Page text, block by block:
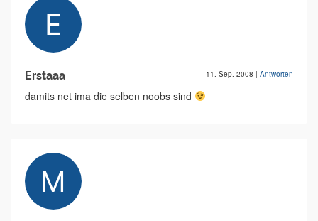
Erstaaa 11. Sep. 2008 | Antworten
damits net ima die selben noobs sind